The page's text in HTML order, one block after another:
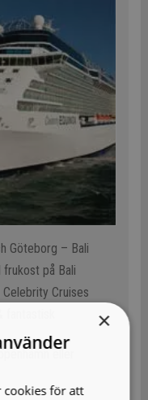
Göteborg – Bali
på Bali
Cruises
eller
×
cookies för att